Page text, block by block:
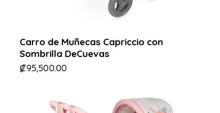
Carro de Muñecas Capriccio con
Sombrilla DeCuevas
₡95,500.00